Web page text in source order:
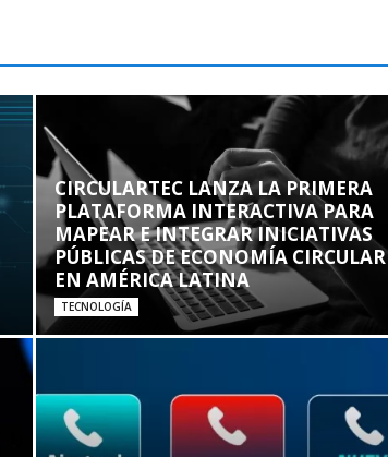
CIRCULARTEC LANZA LA PRIMERA
PLATAFORMA INTERACTIVA PARA
MAPEAR E INTEGRAR INICIATIVAS
PÚBLICAS DE ECONOMÍA CIRCULAR
EN AMÉRICA LATINA
TECNOLOGÍA